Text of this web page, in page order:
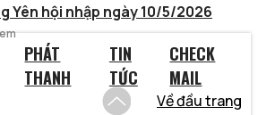
Yên hội nhập ngày 10/5/2026
PHÁT
THANH
TIN
TỨC
CHECK
MAIL
Về đầu trang